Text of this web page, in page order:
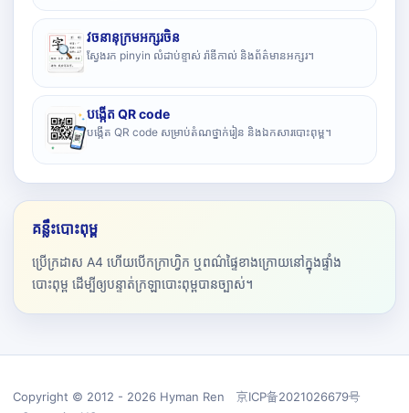
វចនានុក្រមអក្សរចិន
ស្វែងរក pinyin លំដាប់ខ្ទាស់ រ៉ាឌីកាល់ និងព័ត៌មានអក្សរ។
បង្កើត QR code
បង្កើត QR code សម្រាប់តំណថ្នាក់រៀន និងឯកសារបោះពុម្ព។
គន្លឹះបោះពុម្ព
ប្រើក្រដាស A4 ហើយបើកក្រាហ្វិក ឬពណ៌ផ្ទៃខាងក្រោយនៅក្នុងផ្ទាំង
បោះពុម្ព ដើម្បីឲ្យបន្ទាត់ក្រឡាបោះពុម្ពបានច្បាស់។
Copyright © 2012 - 2026 Hyman Ren 京ICP备2021026679号